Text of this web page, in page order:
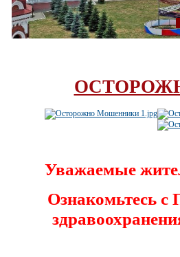
Уважаемые
Ознакомьтесь